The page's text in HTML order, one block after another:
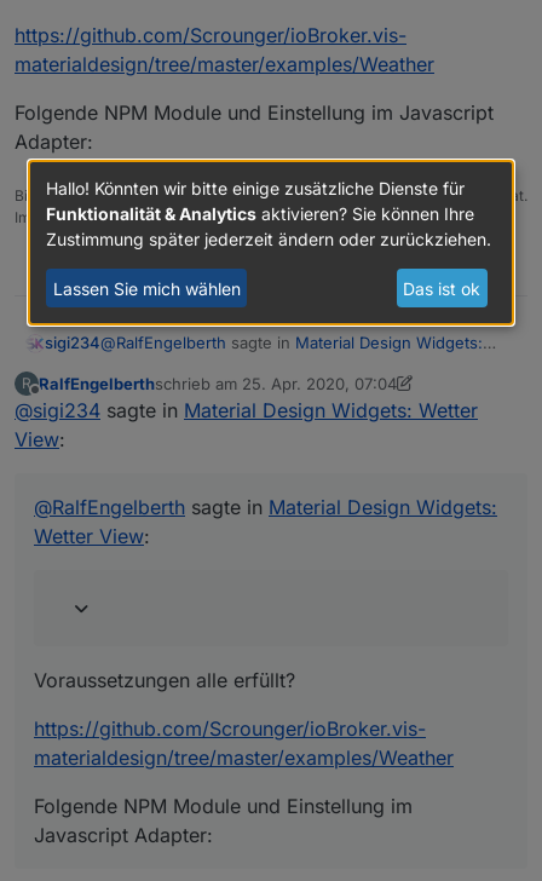
https://github.com/Scrounger/ioBroker.vis-
materialdesign/tree/master/examples/Weather
Folgende NPM Module und Einstellung im Javascript
Adapter:
Bitte benutzt das Voting rechts unten im Beitrag wenn er euch geholfen hat.
Immer Daten sichern!
0
sigi234@RalfEngelberth sagte in Material Design Widgets:
Hat keiner eine Lösung?
https://github.com/Scrounger/ioBroker.vis-
materialdesign/tree/master/examples/Weather
R
Offline
RalfEngelberthschrieb am 25. Apr. 2020, 07:04
zuletzt editiert von Negalein
@sigi234 sagte in Material Design Widgets: Wetter
View:
@RalfEngelberth sagte in Material Design Widgets:
Wetter View:
Voraussetzungen alle erfüllt?
https://github.com/Scrounger/ioBroker.vis-
materialdesign/tree/master/examples/Weather
Folgende NPM Module und Einstellung im
Javascript Adapter:
Hallo! Könnten wir bitte einige zusätzliche Dienste für
Funktionalität & Analytics aktivieren? Sie können Ihre
Zustimmung später jederzeit ändern oder zurückziehen.
Lassen Sie mich wählen Das ist ok